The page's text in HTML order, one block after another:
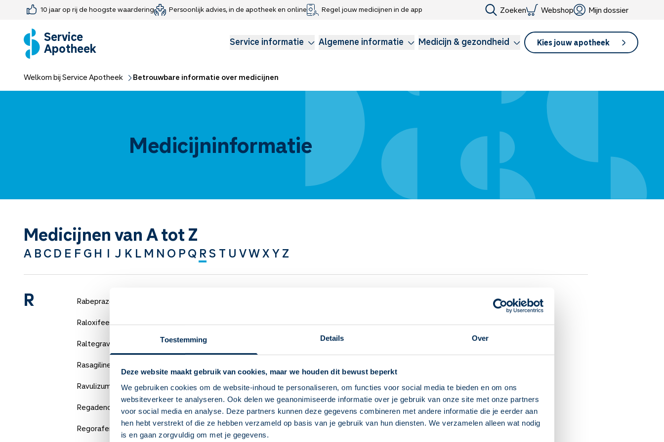
Toestemming Details Over
Deze website maakt gebruik van cookies, maar we houden dit bewust beperkt
We gebruiken cookies om de website-inhoud te personaliseren, om functies voor social media te bieden en om ons
websiteverkeer te analyseren. Ook delen we geanonimiseerde informatie over je gebruik van onze site met onze partners
voor social media en analyse. Deze partners kunnen deze gegevens combineren met andere informatie die je eerder aan
hen hebt verstrekt of die ze hebben verzameld op basis van je gebruik van hun diensten. We verzamelen alleen wat nodig
is en gaan zorgvuldig om met je gegevens.
Deze Service Apotheek staat nu ingesteld als
jouw apotheek
Zo kan je makkelijk alle informatie vinden in het
10 jaar op rij de hoogste waardering Persoonlijk advies, in de apotheek en online Regel jouw medicijnen in de app Zoeken Webshop Mijn dossier
Service
Apotheek Service informatie Algemene informatie Medicijn & gezondheid Kies jouw apotheek
Farmaceutisch consult
Medicijn-APK
Webshop
Jouw medische gegevens delen
Klachtenregeling
Medicijnen voor kinderen
Longzorg
Welkom bij Service Apotheek Betrouwbare informatie over medicijnen
Medicijninformatie
Medicijnen van A tot Z
A BCD E F G H I J K L M N O PQ RS T U VWXY Z
R
Rabeprazol
Raloxifeen
Raltegravir
Rasagiline
Ravulizumab
Regadenoson
Regorafenib
Rifabutine
Rilpivirine
Risankizumab
Risedroninezuur
Roflumilast
Ropinirol
Rosuvastatine
Rotigotine